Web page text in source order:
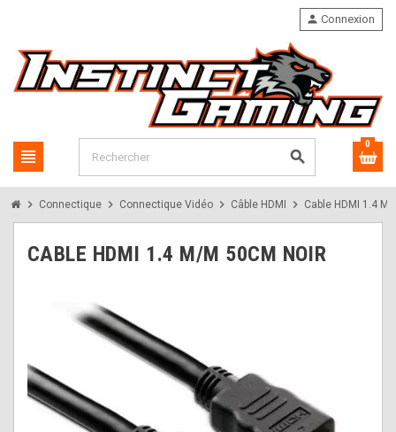
view_headline search
person Connexion
0
chevron_right Connectique chevron_right Connectique Vidéo chevron_right Câble HDMI chevron_right Cable HDMI 1.4
CABLE HDMI 1.4 M/M 50CM NOIR